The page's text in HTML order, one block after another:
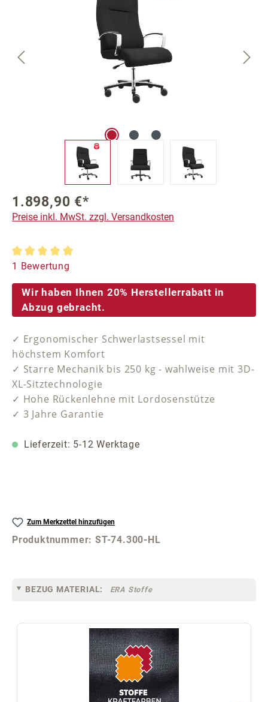
1.898,90 €*
Preise inkl. MwSt. zzgl. Versandkosten
Durchschnittliche Bewertung von 5 von 5 Sternen
1 Bewertung
Wir haben Ihnen 20% Herstellerrabatt in
Abzug gebracht.
✓ Ergonomischer Schwerlastsessel mit
höchstem Komfort
✓ Starre Mechanik bis 250 kg - wahlweise mit 3D-
XL-Sitztechnologie
✓ Hohe Rückenlehne mit Lordosenstütze
✓ 3 Jahre Garantie
Lieferzeit: 5-12 Werktage
Zum Merkzettel hinzufügen
Produktnummer:ST-74.300-HL
BEZUG MATERIAL: ERA Stoffe